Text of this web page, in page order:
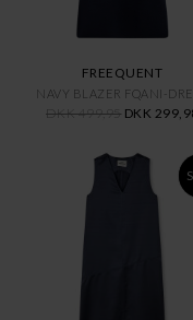
FREEQUENT
NAVY BLAZER FQANI-
DKK 499,95 DKK